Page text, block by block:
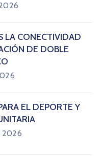
LA CONECTIVIDAD
DE DOBLE
EL DEPORTE Y
2026